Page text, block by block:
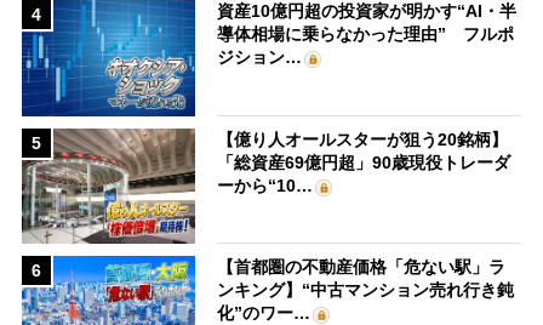
4
資産10億円超の投資家が明かす“AI・半
導体相場に乗らなかった理由” フルポ
ジション…
5
【億り人オールスターが狙う20銘柄】
「総資産69億円超」90歳現役トレーダ
ーから“10…
6
【首都圏の不動産価格「危ない駅」ラ
ンキング】“中古マンション売れ行き鈍
化”のワー…